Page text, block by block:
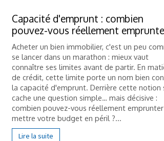
Capacité d'emprunt : combien
pouvez-vous réellement
Acheter un bien immobilier, c'est un peu
se lancer dans un marathon : mieux vaut
connaître ses limites avant de partir. En
de crédit, cette limite porte un nom bien
la capacité d'emprunt. Derrière cette notion
cache une question simple… mais décisive :
combien pouvez-vous réellement emprunter
mettre votre budget en péril ?...
Lire la suite